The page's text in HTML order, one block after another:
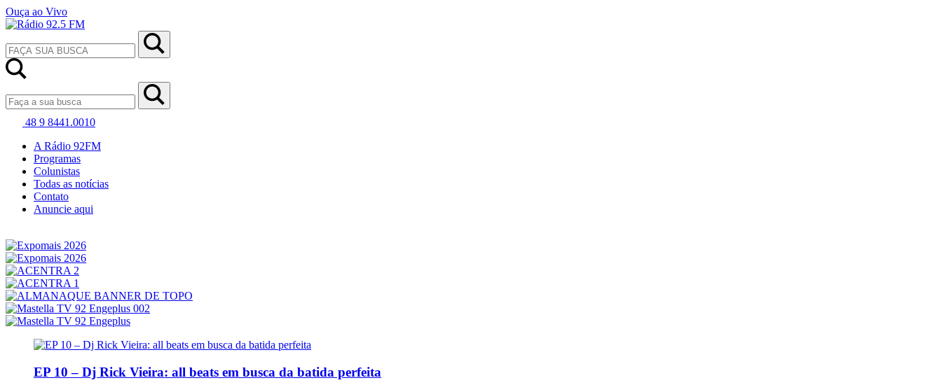
Ouça ao Vivo
48 9 8441.0010
A Rádio 92FM
Programas
Colunistas
Todas as notícias
Contato
Anuncie aqui
EP 10 – Dj Rick Vieira: all beats em busca da batida perfeita